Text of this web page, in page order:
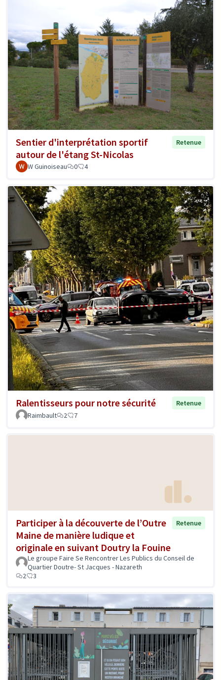
Sentier d'interprétation sportif
autour de l'étang St-Nicolas
Retenue
W Guinoiseau 0 4
Ralentisseurs pour notre sécurité
Retenue
Raimbault
2 7
Participer à la découverte de l’Outre
Maine de manière ludique et
originale en suivant Doutry la Fouine
Retenue
Le groupe Faire Se Rencontrer Les Publics du Conseil de
Quartier Doutre- St Jacques - Nazareth
2
3